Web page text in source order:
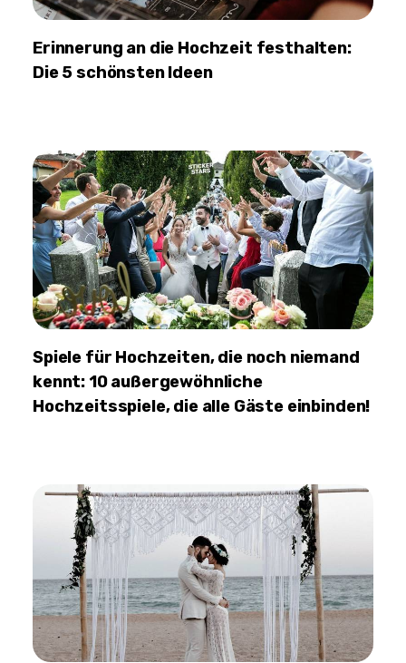
Erinnerung an die Hochzeit festhalten:
Die 5 schönsten Ideen
Spiele für Hochzeiten, die noch niemand
kennt: 10 außergewöhnliche
Hochzeitsspiele, die alle Gäste einbinden!